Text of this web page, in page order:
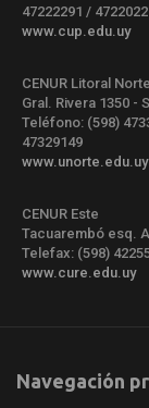
47222291 /
www.cup.edu.uy
CENUR Litoral Norte
Gral. Rivera 1350 -
Teléfono: (598)
47329149
www.unorte.edu.uy
CENUR Este
Tacuarembó esq.
Telefax: (598)
www.cure.edu.uy
Navegación